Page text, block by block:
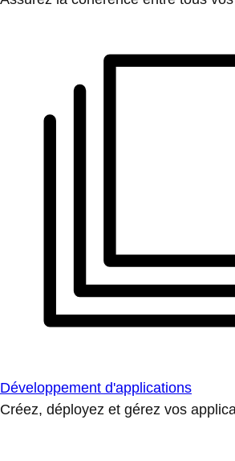
Développement d'applications
Créez, déployez et gérez vos